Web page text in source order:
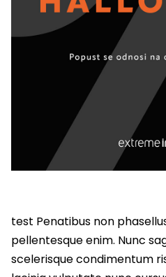
test Penatibus non
pellentesque enim. Nunc
scelerisque condimentum